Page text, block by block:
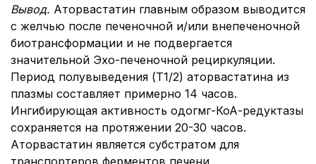
Вывод. Аторвастатин главным образом выводится
с желчью после печеночной и/или внепеченочной
биотрансформации и не подвергается
значительной Эхо-печеночной рециркуляции.
Период полувыведения (T1/2) аторвастатина из
плазмы составляет примерно 14 часов.
Ингибирующая активность одогмг-КоА-редуктазы
сохраняется на протяжении 20-30 часов.
Аторвастатин является субстратом для
транспортеров ферментов печени,